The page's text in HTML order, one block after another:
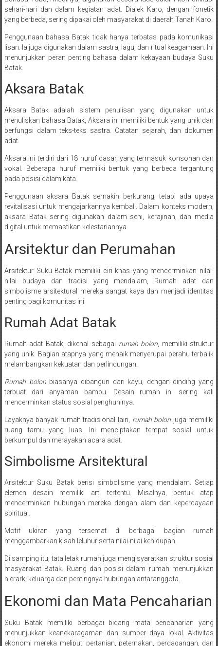
sehari-hari dan dalam kegiatan adat. Dialek Karo, dengan fonetik
yang berbeda, sering dipakai oleh masyarakat di daerah Tanah Karo.
Penggunaan bahasa Batak tidak hanya terbatas pada komunikasi
lisan. Ia juga digunakan dalam sastra, lagu, dan ritual keagamaan. Ini
menunjukkan peran penting bahasa dalam kekayaan budaya Suku
Batak.
Aksara Batak
Aksara Batak adalah sistem penulisan yang digunakan untuk
menuliskan bahasa Batak, Aksara ini memiliki bentuk yang unik dan
berfungsi dalam teks-teks sastra. Catatan sejarah, dan dokumen
adat.
Aksara ini terdiri dari 18 huruf dasar, yang termasuk konsonan dan
vokal. Beberapa huruf memiliki bentuk yang berbeda tergantung
pada posisi dalam kata.
Penggunaan aksara Batak semakin berkurang, tetapi ada upaya
revitalisasi untuk mengajarkannya kembali. Dalam konteks modern,
aksara Batak sering digunakan dalam seni, kerajinan, dan media
digital untuk memastikan kelestariannya.
Arsitektur dan Perumahan
Arsitektur Suku Batak memiliki ciri khas yang mencerminkan nilai-
nilai budaya dan tradisi yang mendalam, Rumah adat dan
simbolisme arsitektural mereka sangat kaya dan menjadi identitas
penting bagi komunitas ini.
Rumah Adat Batak
Rumah adat Batak, dikenal sebagai rumah bolon , memiliki struktur
yang unik. Bagian atapnya yang menaik menyerupai perahu terbalik
melambangkan kekuatan dan perlindungan.
Rumah bolonbiasanya dibangun dari kayu, dengan dinding yang
terbuat dari anyaman bambu. Desain rumah ini sering kali
mencerminkan status sosial penghuninya.
Layaknya banyak rumah tradisional lain, rumah bolon juga memiliki
ruang tamu yang luas. Ini menciptakan tempat sosial untuk
berkumpul dan merayakan acara adat.
Simbolisme Arsitektural
Arsitektur Suku Batak berisi simbolisme yang mendalam. Setiap
elemen desain memiliki arti tertentu. Misalnya, bentuk atap
mencerminkan hubungan mereka dengan alam dan kepercayaan
spiritual.
Motif ukiran yang tersemat di berbagai bagian rumah
menggambarkan kisah leluhur serta nilai-nilai kehidupan.
Di samping itu, tata letak rumah juga mengisyaratkan struktur sosial
masyarakat Batak. Ruang dan posisi dalam rumah menunjukkan
hierarki keluarga dan pentingnya hubungan antaranggota.
Ekonomi dan Mata Pencaharian
Suku Batak memiliki berbagai bidang mata pencaharian yang
menunjukkan keanekaragaman dan sumber daya lokal. Aktivitas
ekonomi mereka meliputi pertanian, peternakan, perdagangan, dan